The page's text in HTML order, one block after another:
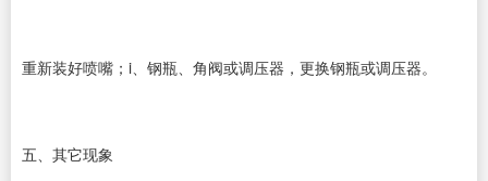
重新装好喷嘴；i、钢瓶、角阀或调压器，更换钢瓶或调压器。
五、其它现象